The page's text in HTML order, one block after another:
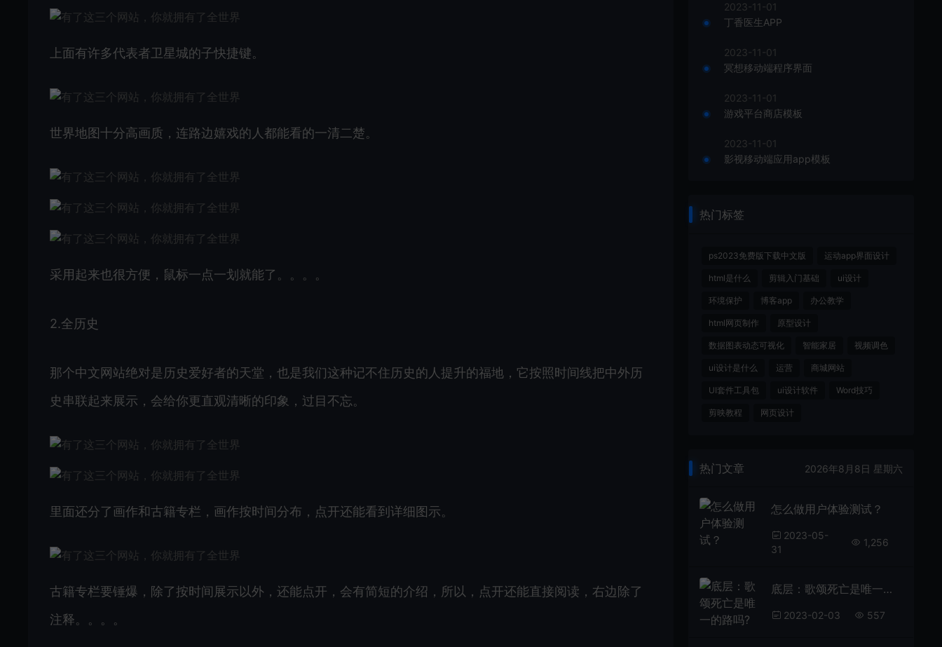
上面有许多代表者卫星城的子快捷键。
世界地图十分高画质，连路边嬉戏的人都能看的一清二楚。
采用起来也很方便，鼠标一点一划就能了。。。。
2.全历史
那个中文网站绝对是历史爱好者的天堂，也是我们这种记不住历史的人提升的福地，它按照时间线把中外历
史串联起来展示，会给你更直观清晰的印象，过目不忘。
里面还分了画作和古籍专栏，画作按时间分布，点开还能看到详细图示。
古籍专栏要锤爆，除了按时间展示以外，还能点开，会有简短的介绍，所以，点开还能直接阅读，右边除了
注释。。。。
2023-11-01
丁香医生APP
2023-11-01
冥想移动端程序界面
2023-11-01
游戏平台商店模板
2023-11-01
影视移动端应用app模板
热门标签
ps2023免费版下载中文版 运动app界面设计
html是什么 剪辑入门基础 ui设计
环境保护 博客app 办公教学
html网页制作 原型设计
数据图表动态可视化 智能家居 视频调色
ui设计是什么 运营 商城网站
UI套件工具包 ui设计软件 Word技巧
剪映教程 网页设计
热门文章 2026年8月8日 星期六
怎么做用户体验测试？
2023-05-
31
1,256
底层：歌颂死亡是唯一的路吗?
2023-02-03 557